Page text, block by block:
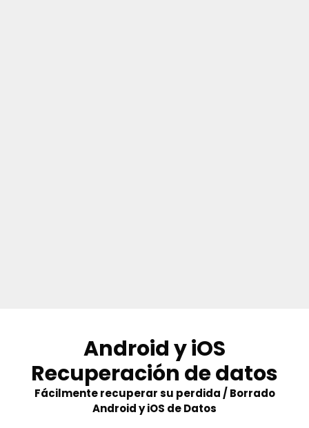
content
Android y iOS
Recuperación de datos
Fácilmente recuperar su perdida / Borrado
Android y iOS de Datos